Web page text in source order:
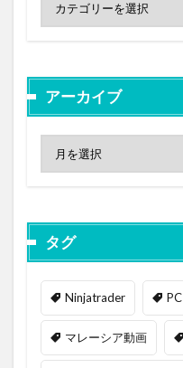
アーカイブ
タグ
Ninjatrader PC
マレーシア動画